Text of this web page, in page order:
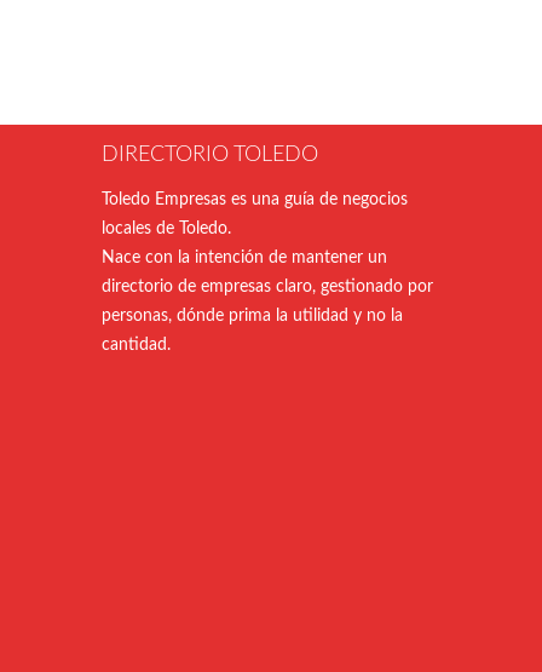
DIRECTORIO TOLEDO
Toledo Empresas es una guía de negocios
locales de Toledo.
Nace con la intención de mantener un
directorio de empresas claro, gestionado por
personas, dónde prima la utilidad y no la
cantidad.